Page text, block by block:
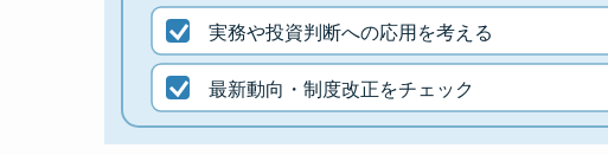
実務や投資判断への応用を考える
最新動向・制度改正をチェック